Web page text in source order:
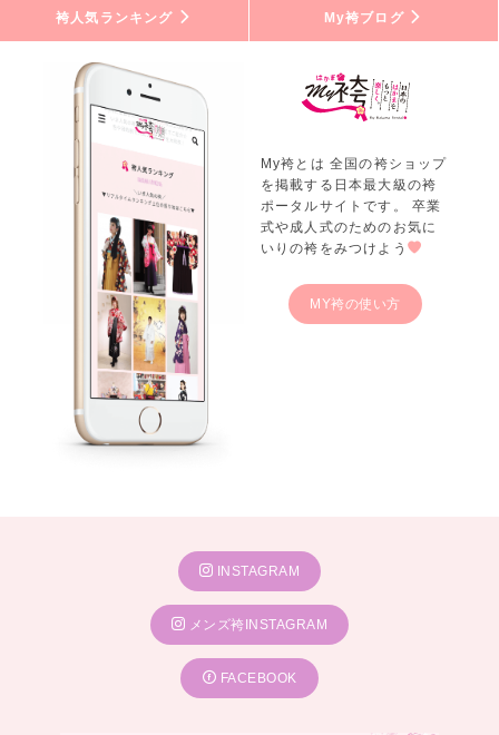
袴人気ランキング My袴ブログ
My袴とは 全国の袴ショップ
を掲載する日本最大級の袴
ポータルサイトです。 卒業
式や成人式のためのお気に
いりの袴をみつけよう
MY袴の使い方
INSTAGRAM
メンズ袴INSTAGRAM
FACEBOOK